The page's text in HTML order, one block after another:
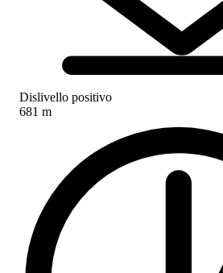
Dislivello positivo
681 m